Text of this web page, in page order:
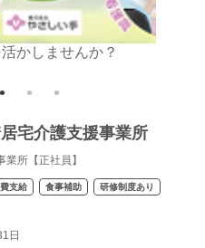
かしませんか？
宅介護支援事業所
所【正社員】
支給 食事補助 研修制度あり
日